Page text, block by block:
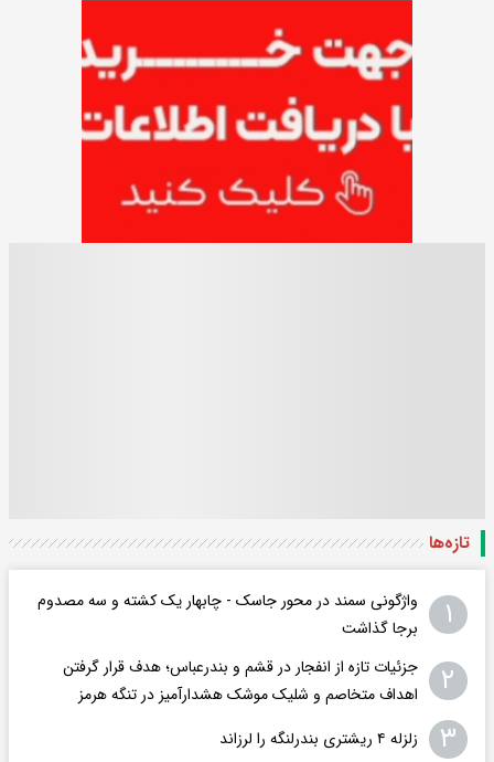
تازه‌ها
۱
واژگونی سمند در محور جاسک - چابهار یک کشته و سه مصدوم
برجا گذاشت
۲
جزئیات تازه از انفجار در قشم و بندرعباس؛ هدف قرار گرفتن
اهداف متخاصم و شلیک موشک هشدارآمیز در تنگه هرمز
۳ زلزله ۴ ریشتری بندرلنگه را لرزاند